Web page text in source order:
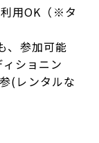
用OK（※タ
参加可能
ショニン
(レンタルな